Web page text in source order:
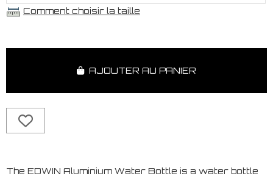
Comment choisir la taille
AJOUTER AU PANIER
The EDWIN Aluminium Water Bottle is a water bottle